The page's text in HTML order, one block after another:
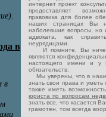
интернет проект
предоставляет
правовика для более
наших страницах Вы
наболевшие вопросы, но
адвоката, как
неурядицами.
И помните, Вы
являются
настоящего имени и у
обязательств.
Мы уверены, что в
знать свои права и уметь
также иметь
юриста по вопросам
знать все, что касается
грамотен, том всегда